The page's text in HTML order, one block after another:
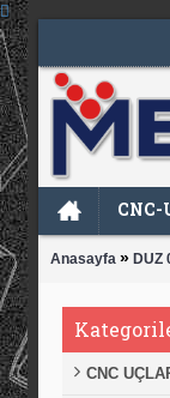
CNC-
Anasayfa » DUZ
CNC